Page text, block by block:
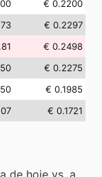
€ 0.2200
€ 0.2297
€ 0.2498
€ 0.2275
€ 0.1985
€ 0.1721
de hoje vs. a